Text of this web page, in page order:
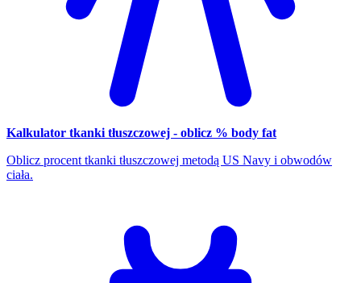
Kalkulator tkanki tłuszczowej - oblicz % body fat
Oblicz procent tkanki tłuszczowej metodą US Navy i obwodów
ciała.